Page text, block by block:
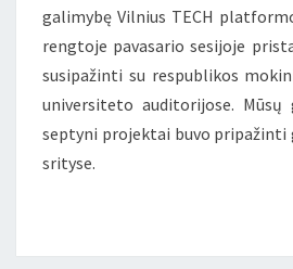
galimybę Vilnius TECH
rengtoje pavasario sesijoje
susipažinti su respublikos
universiteto auditorijose. Mūsų
septyni projektai buvo pripažinti
srityse.